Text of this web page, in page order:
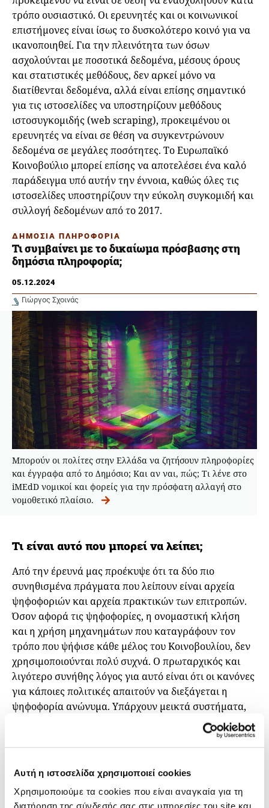
Αυτή η ιστοσελίδα χρησιμοποιεί cookies
Χρησιμοποιούμε τα cookies που είναι αναγκαία για τη
διατήρηση της σύνδεσής σας στις υπηρεσίες του site και
τρόπο ουσιαστικό. Οι ερευνητές και οι κοινωνικοί
επιστήμονες είναι ίσως το δυσκολότερο κοινό για να
ικανοποιηθεί. Για την πλεινότητα των όσων
ασχολούνται με ποσοτικά δεδομένα, μέσους όρους
και στατιστικές μεθόδους, δεν αρκεί μόνο να
διατίθενται δεδομένα, αλλά είναι επίσης σημαντικό
για τις ιστοσελίδες να υποστηρίζουν μεθόδους
ιστοσυγκομιδής (web scraping), προκειμένου οι
ερευνητές να είναι σε θέση να συγκεντρώνουν
δεδομένα σε μεγάλες ποσότητες. Το Ευρωπαϊκό
Κοινοβούλιο μπορεί επίσης να αποτελέσει ένα καλό
παράδειγμα υπό αυτήν την έννοια, καθώς όλες τις
ιστοσελίδες υποστηρίζουν την εύκολη συγκομιδή και
συλλογή δεδομένων από το 2017.
ΔΗΜΟΣΙΑ ΠΛΗΡΟΦΟΡΙΑ
Τι συμβαίνει με το δικαίωμα πρόσβασης στη
δημόσια πληροφορία;
05.12.2024
Γιώργος Σχοινάς
Μπορούν οι πολίτες στην Ελλάδα να ζητήσουν πληροφορίες
και έγγραφα από το Δημόσιο; Και αν ναι, πώς; Τι λένε στο
iMEdD νομικοί και φορείς για την πρόσφατη αλλαγή στο
νομοθετικό πλαίσιο.
Τι είναι αυτό που μπορεί να λείπει;
Από την έρευνά μας προέκυψε ότι τα δύο πιο
συνηθισμένα πράγματα που λείπουν είναι αρχεία
ψηφοφοριών και αρχεία πρακτικών των επιτροπών.
Όσον αφορά τις ψηφοφορίες, η ονομαστική κλήση
και η χρήση μηχανημάτων που καταγράφουν τον
τρόπο που ψήφισε κάθε μέλος του Κοινοβουλίου, δεν
χρησιμοποιούνται πολύ συχνά. Ο πρωταρχικός και
λιγότερο συνήθης λόγος για αυτό είναι ότι οι κανόνες
για κάποιες πολιτικές απαιτούν να διεξάγεται η
ψηφοφορία ανώνυμα. Υπάρχουν μεικτά συστήματα,
όπως της Πολωνίας, της Τσεχίας, της Βουλγαρίας και
της Ουγγαρίας, καθώς και εν μέρει του Ευρωπαϊκού
Κοινοβουλίου, όπου η ψηφοφορία πραγματοποιείται
συνήθως μέσω μηχανημάτων, αλλά σε κάποιους
τομείς, όπως είναι οι αποφάσεις σχετικά με
διορισμούς, απαιτούν μυστική ψηφοφορία. Υπάρχουν